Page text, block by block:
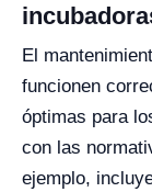
El
funcionen
óptimas para
con las
ejemplo,